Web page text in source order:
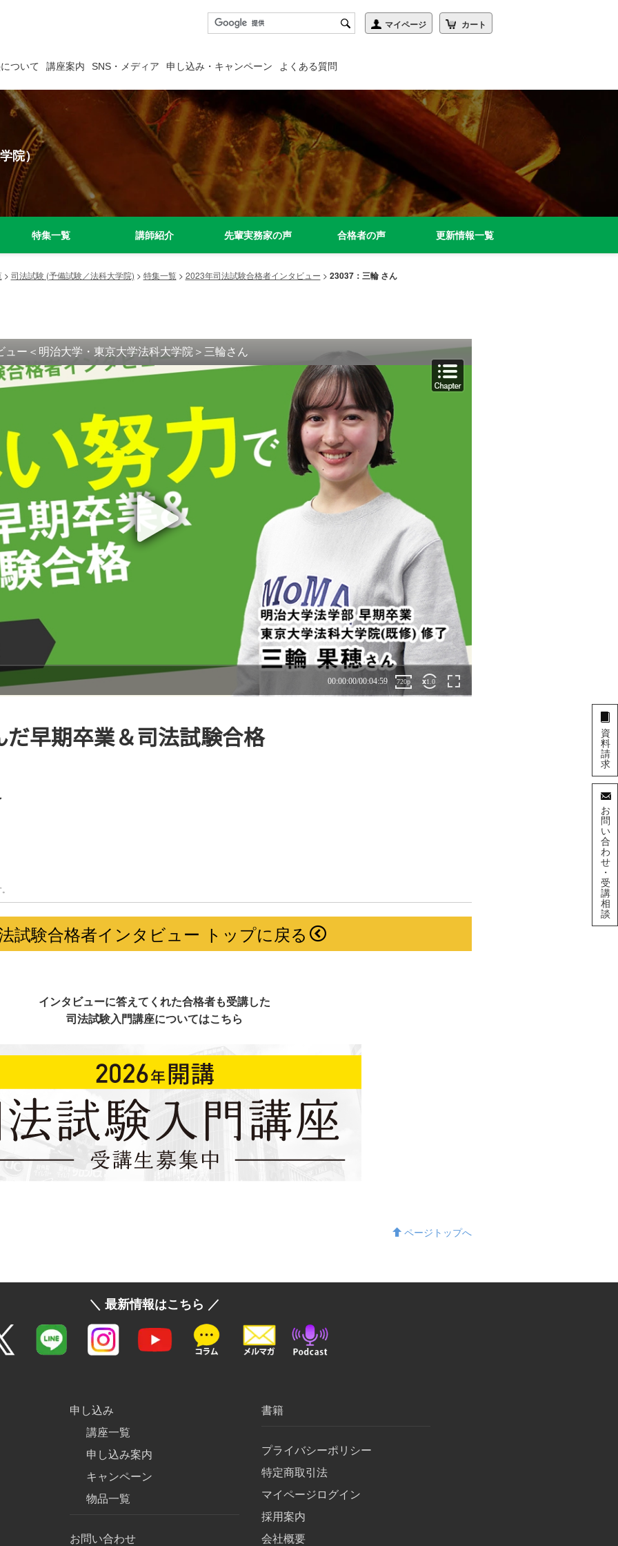
ついて 講座案内 SNS・メディア 申し込み・キャンペーン よくある質問
院）
特集一覧 講師紹介 先輩実務家の声 合格者の声 更新情報一覧
> 司法試験 (予備試験／法科大学院) > 特集一覧> 2023年司法試験合格者インタビュー > 23037：三輪 さん
早期卒業＆司法試験合格
試験合格者インタビュー トップに戻る
インタビューに答えてくれた合格者も受講した
司法試験入門講座についてはこちら
ページトップへ
＼ 最新情報はこちら ／
申し込み
講座一覧
申し込み案内
キャンペーン
物品一覧
お問い合わせ
書籍
プライバシーポリシー
特定商取引法
マイページログイン
採用案内
会社概要
資
料
請
求
お
問
い
合
わ
せ
・
受
講
相
談